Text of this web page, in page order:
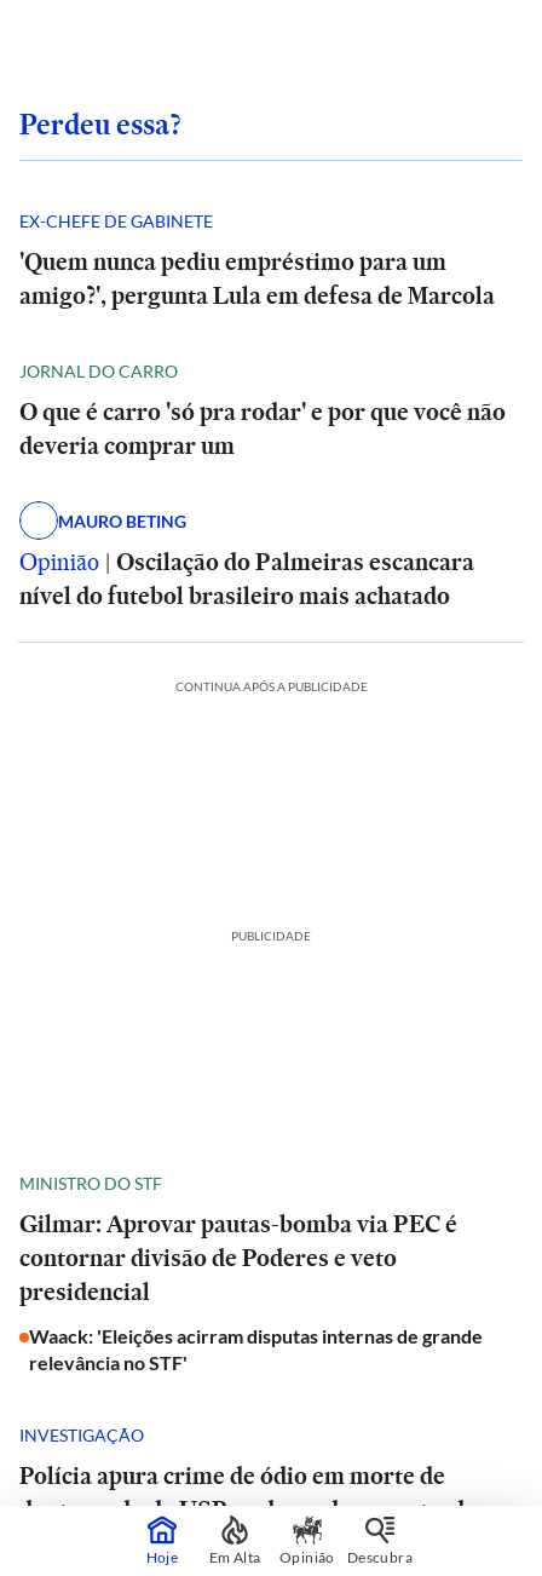
Perdeu essa?
EX-CHEFE DE GABINETE
'Quem nunca pediu empréstimo para um
amigo?', pergunta Lula em defesa de Marcola
JORNAL DO CARRO
O que é carro 'só pra rodar' e por que você não
deveria comprar um
MAURO BETING
Opinião | Oscilação do Palmeiras escancara
nível do futebol brasileiro mais achatado
CONTINUA APÓS A PUBLICIDADE
PUBLICIDADE
MINISTRO DO STF
Gilmar: Aprovar pautas-bomba via PEC é
contornar divisão de Poderes e veto
presidencial
Waack: 'Eleições acirram disputas internas de grande
relevância no STF'
INVESTIGAÇÃO
Polícia apura crime de ódio em morte de
doutorando da USP e advogado encontrado
morto em estrada de São Paulo
Hoje Em Alta Opinião Descubra